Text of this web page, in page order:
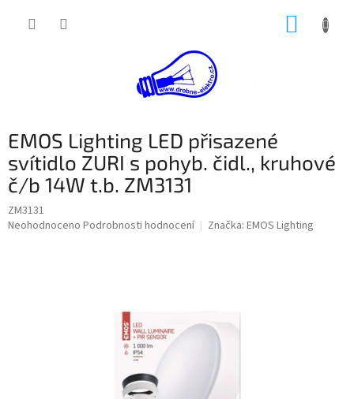
EMOS Lighting LED přisazené
svítidlo ZURI s pohyb. čidl., kruhové
č/b 14W t.b. ZM3131
ZM3131
Průměrné
Neohodnoceno Podrobnosti hodnocení Značka: EMOS Lighting